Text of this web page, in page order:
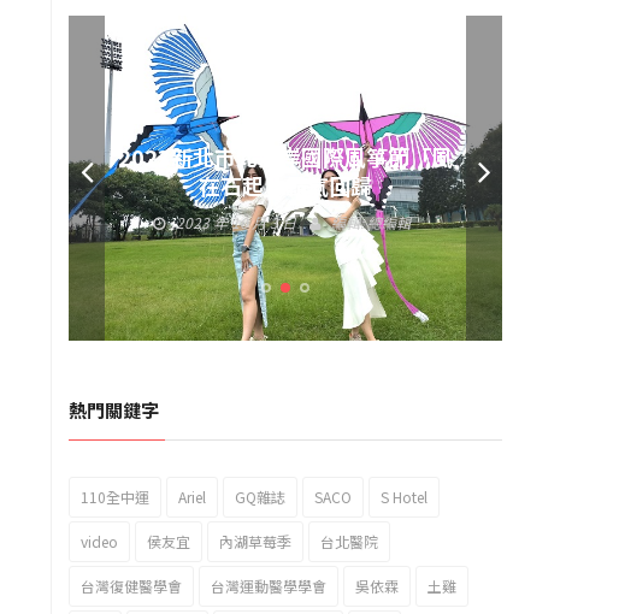
2023新北市北海岸國際風箏節「風
在石起」霸氣回歸
2023 年 10 月 3 日 編輯:總編輯
熱門關鍵字
110全中運 Ariel GQ雜誌 SACO S Hotel
video 侯友宜 內湖草莓季 台北醫院
台灣復健醫學會 台灣運動醫學學會 吳依霖 土雞